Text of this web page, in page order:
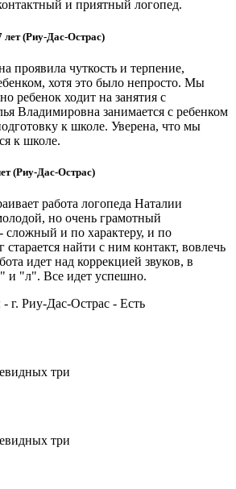
и приятный логопед.
лет (Риу-Дас-Острас)
проявила чуткость и терпение,
хотя это было непросто. Мы
ребенок ходит на занятия с
Владимировна занимается с ребенком
к школе. Уверена, что мы
к школе.
(Риу-Дас-Острас)
работа логопеда Наталии
но очень грамотный
сложный и по характеру, и по
найти с ним контакт, вовлечь
идет над коррекцией звуков, в
и "л". Все идет успешно.
г. Риу-Дас-Острас - Есть
три
три